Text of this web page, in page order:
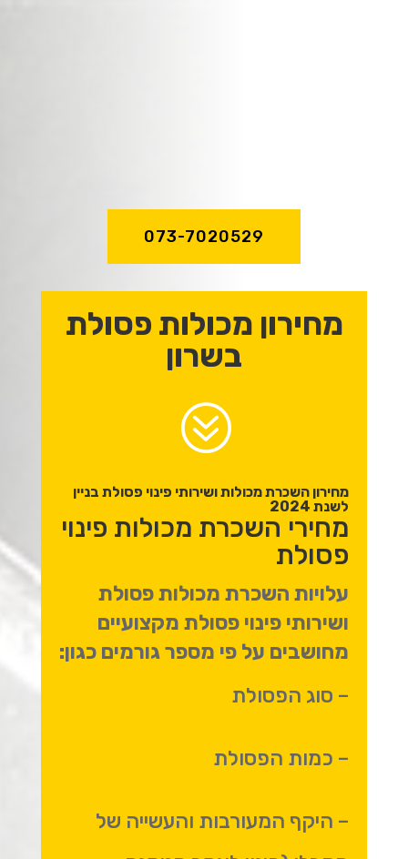
073-7020529
מחירון מכולות פסולת
בשרון
?
מחירון השכרת מכולות ושירותי פינוי פסולת בניין
לשנת 2024
מחירי השכרת מכולות פינוי
פסולת
עלויות השכרת מכולות פסולת
ושירותי פינוי פסולת מקצועיים
מחושבים על פי מספר גורמים כגון:
– סוג הפסולת
– כמות הפסולת
– היקף המעורבות והעשייה של